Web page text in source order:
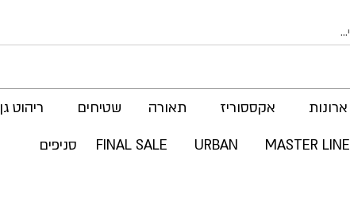
ארונות אקססוריז תאורה שטיחים ריהוט גן
MASTER LINE
URBAN
FINAL SALE סניפים